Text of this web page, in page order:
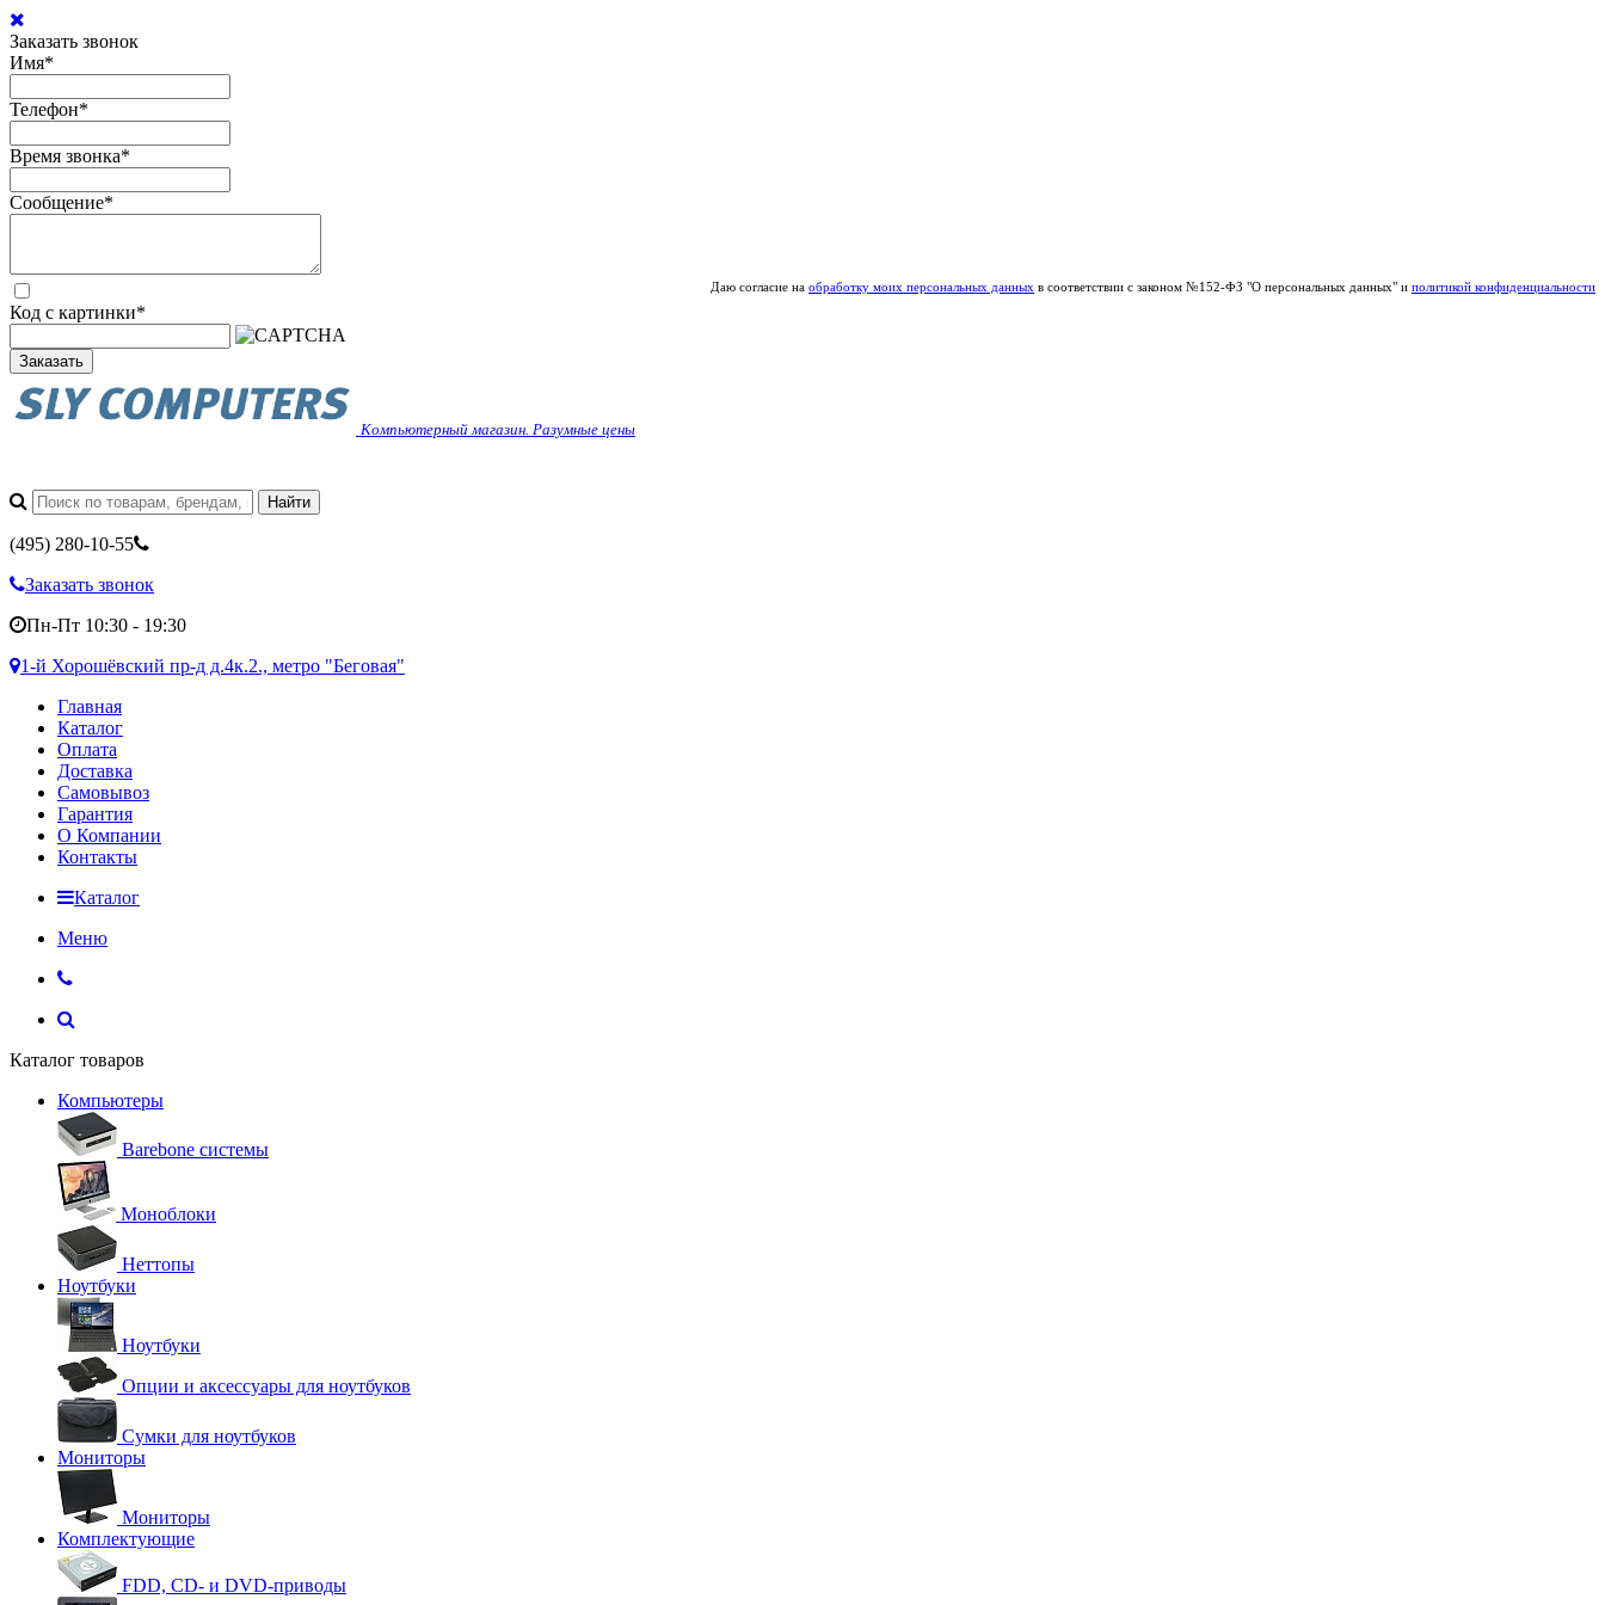
Заказать звонок
Имя*
Телефон*
Время звонка*
Сообщение*
Даю согласие на обработку моих персональных данных в соответствии с законом №152-ФЗ "О персональных данных" и политикой конфиденциальности
Код с картинки*
Заказать
Компьютерный магазин. Разумные цены
(495) 280-10-55
Заказать звонок
Пн-Пт 10:30 - 19:30
1-й Хорошёвский пр-д д.4к.2., метро "Беговая"
Главная
Каталог
Оплата
Доставка
Самовывоз
Гарантия
О Компании
Контакты
Каталог
Меню
Каталог товаров
Компьютеры
Barebone системы
Моноблоки
Неттопы
Ноутбуки
Ноутбуки
Опции и аксессуары для ноутбуков
Сумки для ноутбуков
Мониторы
Мониторы
Комплектующие
FDD, CD- и DVD-приводы